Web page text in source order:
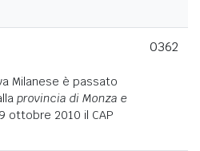
Milanese è passato
provincia di Monza e
ottobre 2010 il CAP
0362